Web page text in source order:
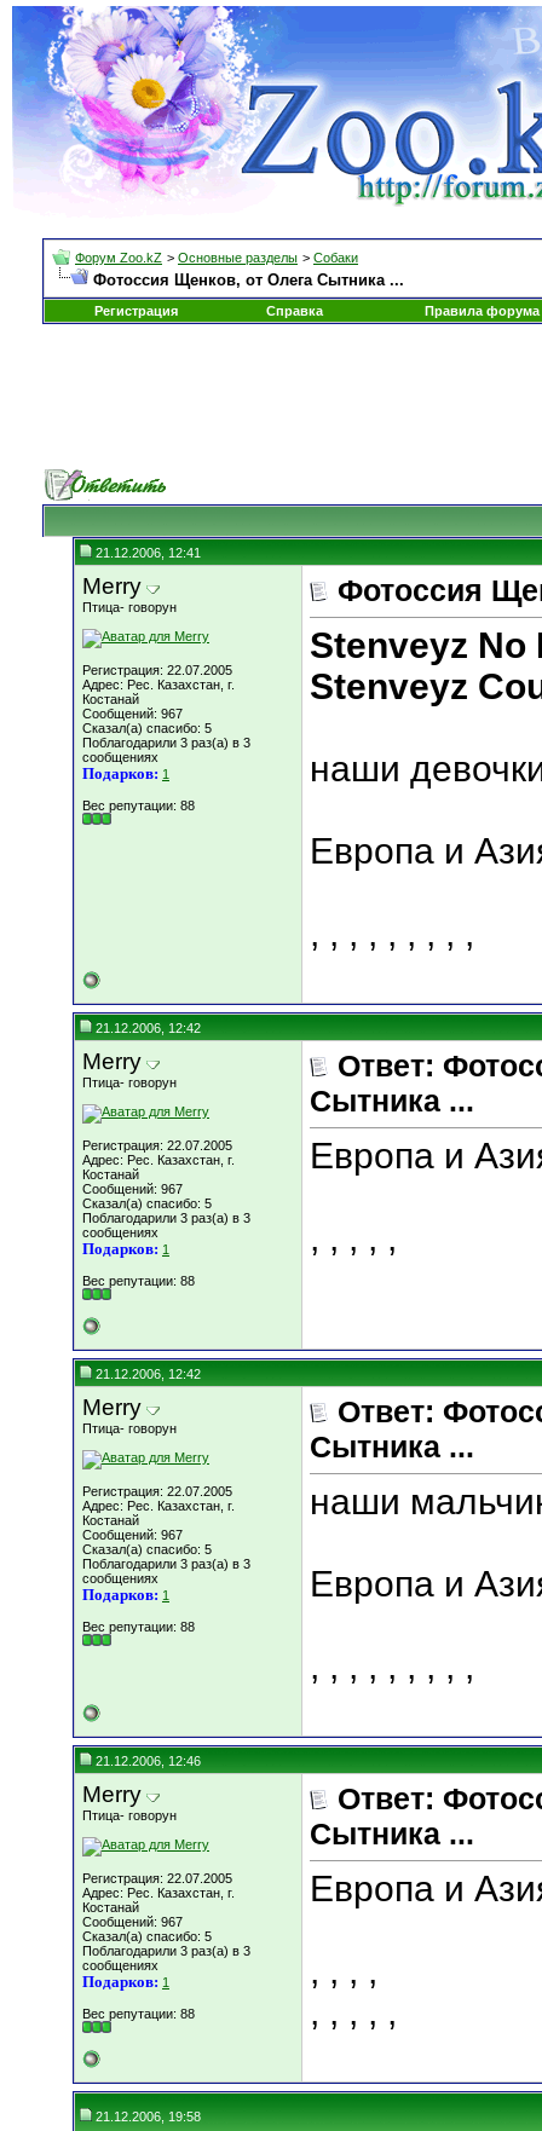
Форум Zoo.kZ > Основные разделы > Собаки
Фотоссия Щенков, от Олега Сытника ...
Регистрация Справка Правила форума
21.12.2006, 12:41
Merry
Птица- говорун
Регистрация: 22.07.2005
Адрес: Рес. Казахстан, г.
Костанай
Сообщений: 967
Сказал(а) спасибо: 5
Поблагодарили 3 раз(а) в 3
сообщениях
Подарков: 1
Вес репутации: 88
Фотоссия
Stenveyz
Stenveyz
наши
Европа и
, , , , , , , , ,
21.12.2006, 12:42
Merry
Птица- говорун
Регистрация: 22.07.2005
Адрес: Рес. Казахстан, г.
Костанай
Сообщений: 967
Сказал(а) спасибо: 5
Поблагодарили 3 раз(а) в 3
сообщениях
Подарков: 1
Вес репутации: 88
Ответ:
Сытника ...
Европа и
, , , , ,
21.12.2006, 12:42
Merry
Птица- говорун
Регистрация: 22.07.2005
Адрес: Рес. Казахстан, г.
Костанай
Сообщений: 967
Сказал(а) спасибо: 5
Поблагодарили 3 раз(а) в 3
сообщениях
Подарков: 1
Вес репутации: 88
Ответ:
Сытника ...
наши
Европа и
, , , , , , , , ,
21.12.2006, 12:46
Merry
Птица- говорун
Регистрация: 22.07.2005
Адрес: Рес. Казахстан, г.
Костанай
Сообщений: 967
Сказал(а) спасибо: 5
Поблагодарили 3 раз(а) в 3
сообщениях
Подарков: 1
Вес репутации: 88
Ответ:
Сытника ...
Европа и
, , , ,
, , , , ,
21.12.2006, 19:58